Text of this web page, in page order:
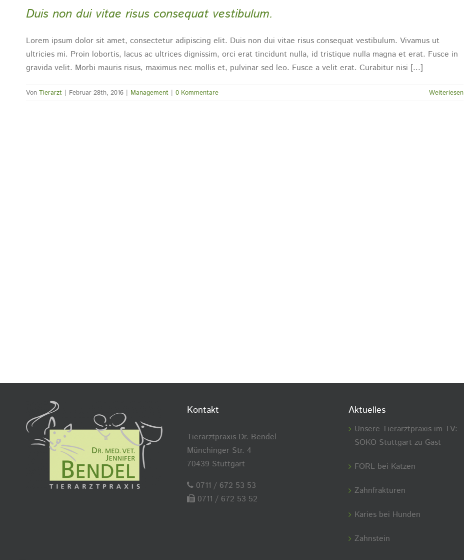
Duis non dui vitae risus consequat vestibulum.
Lorem ipsum dolor sit amet, consectetur adipiscing elit. Duis non dui vitae risus consequat vestibulum. Vivamus ut
ultricies mi. Proin lobortis, lacus ac ultrices dignissim, orci erat tincidunt nulla, id tristique nulla magna et erat. Fusce in
gravida velit. Morbi mauris risus, maximus nec mollis et, pulvinar sed leo. Fusce a velit erat. Curabitur nisi [...]
Von Tierarzt | Februar 28th, 2016 | Management | 0 Kommentare Weiterlesen
Kontakt
Tierarztpraxis Dr. Bendel
Münchinger Str. 4
70439 Stuttgart
0711 / 672 53 53
0711 / 672 53 52
Aktuelles
Unsere Tierarztpraxis im TV:
SOKO Stuttgart zu Gast
FORL bei Katzen
Zahnfrakturen
Karies bei Hunden
Zahnstein